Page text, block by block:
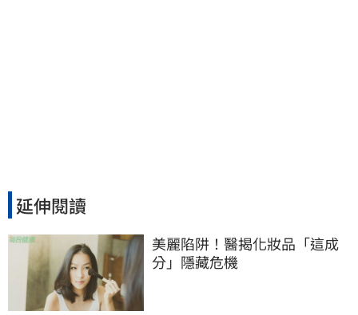
延伸閱讀
美麗陷阱！醫揭化妝品「這成
分」隱藏危機